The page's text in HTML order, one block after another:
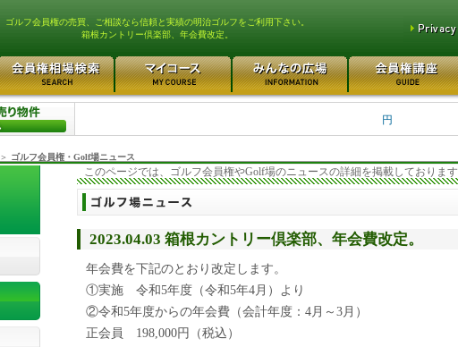
ゴルフ会員権の売買、ご相談なら信頼と実績の明治ゴルフをご利用下さい。
箱根カントリー倶楽部、年会費改定。
平塚富士見カントリークラ... 700万円 都留カントリー倶
3400万円
日本カントリークラブ
円
＞ ゴルフ会員権・Golf場ニュース
このページでは、ゴルフ会員権やGolf場のニュースの詳細を掲載しております
2023.04.03 箱根カントリー倶楽部、年会費改定。
年会費を下記のとおり改定します。
①実施 令和5年度（令和5年4月）より
②令和5年度からの年会費（会計年度：4月～3月）
正会員 198,000円（税込）